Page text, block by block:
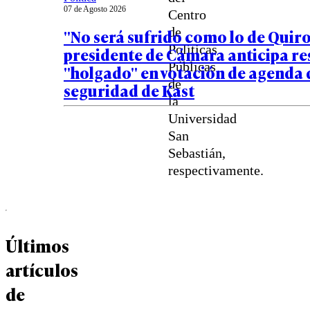
Centro
de
Políticas
Públicas
de
la
Universidad
San
Sebastián,
respectivamente.
Últimos
artículos
de
07 de Agosto 2026
"No será sufrido como lo de
presidente de Cámara anticipa
"holgado" en votación de agenda
seguridad de Kast